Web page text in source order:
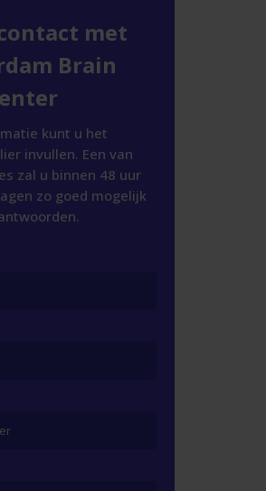
met
Brain
kunt u het
invullen. Een van
zal u binnen 48 uur
zo goed mogelijk